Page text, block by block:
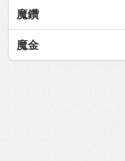
魔鑽
魔金